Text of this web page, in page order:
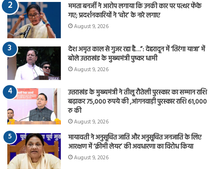
ममता बनर्जी ने आरोप लगाया कि उनकी कार पर पत्थर फेंके
गए; प्रदर्शनकारियों ने ‘चोर’ के नारे लगाए
August 9, 2026
देश अमृत काल से गुजर रहा है…”: देहरादून में ‘तिरंगा यात्रा’ में
बोले उत्तराखंड के मुख्यमंत्री पुष्कर धामी
August 9, 2026
उत्तराखंड के मुख्यमंत्री ने तीलू रौतेली पुरस्कार का सम्मान राशि
बढ़ाकर 75,000 रुपये की ,आंगनवाड़ी पुरस्कार राशि 61,000
रु की
August 9, 2026
मायावती ने अनुसूचित जाति और अनुसूचित जनजाति के लिए
आरक्षण में ‘क्रीमी लेयर’ की अवधारणा का विरोध किया
August 9, 2026